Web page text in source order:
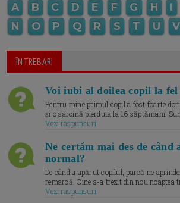
A B C D E F G H I
N
O P Q R S T U V
ÎNTREBARI
Voi iubi al doilea copil la
Pentru mine primul copil a fost foarte
și o sarcină pierduta la 16 săptămâni.
Vezi raspunsuri
Ne certăm mai des de când
normal?
De când a apărut copilul, parcă ne
remarcă. Cine s-a trezit din nou noaptea
Vezi raspunsuri